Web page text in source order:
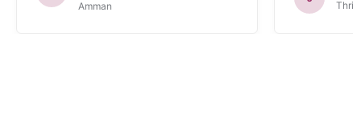
Amman